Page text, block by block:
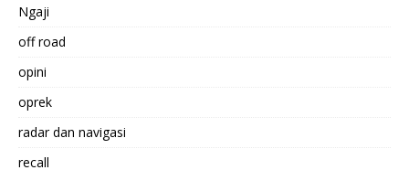
Ngaji
off road
opini
oprek
radar dan navigasi
recall